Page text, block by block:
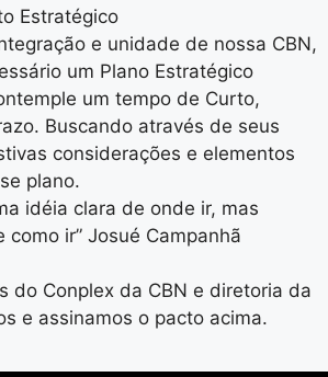
Estratégico
e unidade de nossa CBN,
um Plano Estratégico
um tempo de Curto,
Buscando através de seus
considerações e elementos
plano.
idéia clara de onde ir, mas
como ir” Josué Campanhã
do Conplex da CBN e diretoria da
e assinamos o pacto acima.